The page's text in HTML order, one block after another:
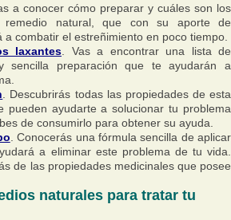
a conocer cómo preparar y cuáles son los
remedio natural, que con su aporte de
a combatir el estreñimiento en poco tiempo.
laxantes . Vas a encontrar una lista de
sencilla preparación que te ayudarán a
. Descubrirás todas las propiedades de esta
pueden ayudarte a solucionar tu problema
de consumirlo para obtener su ayuda.
. Conocerás una fórmula sencilla de aplicar
a eliminar este problema de tu vida.
de las propiedades medicinales que posee
naturales para tratar tu